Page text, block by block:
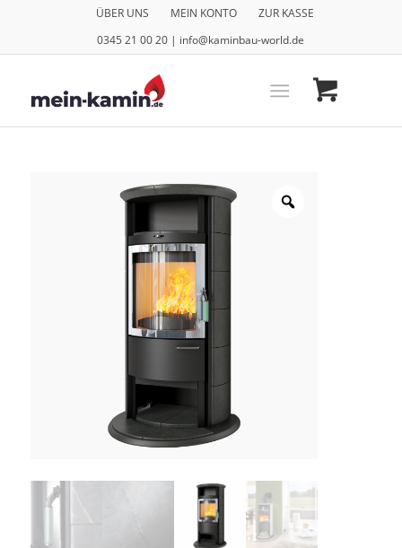
ÜBER UNS MEIN KONTO
ZUR KASSE
0345 21 00 20 | info@kaminbau-world.de